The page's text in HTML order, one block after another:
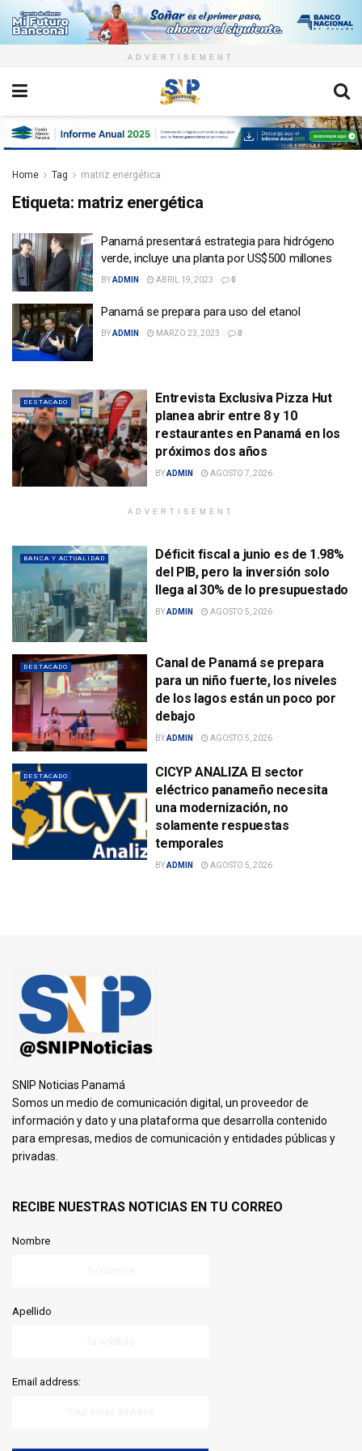
ADVERTISEMENT
Home Tag matriz energética
Etiqueta: matriz energética
Panamá presentará estrategia para hidrógeno
verde, incluye una planta por US$500 millones
BYADMIN ABRIL 19, 2023 0
Panamá se prepara para uso del etanol
BYADMIN MARZO 23, 2023 0
DESTACADO
Entrevista Exclusiva Pizza Hut
planea abrir entre 8 y 10
restaurantes en Panamá en los
próximos dos años
BYADMIN AGOSTO 7, 2026
ADVERTISEMENT
BANCA Y ACTUALIDAD
Déficit fiscal a junio es de 1.98%
del PIB, pero la inversión solo
llega al 30% de lo presupuestado
BYADMIN AGOSTO 5, 2026
DESTACADO
Canal de Panamá se prepara
para un niño fuerte, los niveles
de los lagos están un poco por
debajo
BYADMIN AGOSTO 5, 2026
DESTACADO
CICYP ANALIZA El sector
eléctrico panameño necesita
una modernización, no
solamente respuestas
temporales
BYADMIN AGOSTO 5, 2026
SNIP Noticias Panamá
Somos un medio de comunicación digital, un proveedor de
información y dato y una plataforma que desarrolla contenido
para empresas, medios de comunicación y entidades públicas y
privadas.
RECIBE NUESTRAS NOTICIAS EN TU CORREO
Nombre
Apellido
Email address: